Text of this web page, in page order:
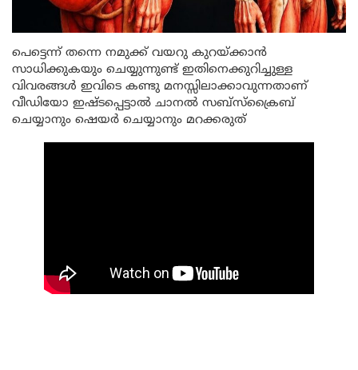
പെട്ടെന്ന് തന്നെ നമുക്ക് വയറു കുറയ്ക്കാൻ
സാധിക്കുകയും ചെയ്യുന്നുണ്ട് ഇതിനെക്കുറിച്ചുള്ള
വിവരങ്ങൾ ഇവിടെ കണ്ടു മനസ്സിലാക്കാവുന്നതാണ്
വീഡിയോ ഇഷ്ടപ്പെട്ടാൽ ചാനൽ സബ്സ്ക്രൈബ്
ചെയ്യാനും ഷെയർ ചെയ്യാനും മറക്കരുത്